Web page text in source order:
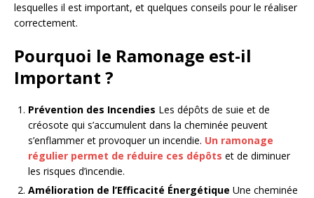
lesquelles il est important, et quelques conseils pour le réaliser
correctement.
Pourquoi le Ramonage est-il
Important ?
Prévention des Incendies Les dépôts de suie et de
créosote qui s’accumulent dans la cheminée peuvent
s’enflammer et provoquer un incendie. Un ramonage
régulier permet de réduire ces dépôts et de diminuer
les risques d’incendie.
Amélioration de l’Efficacité Énergétique Une cheminée